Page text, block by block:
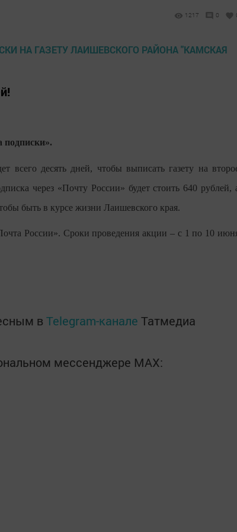
1217 0
подписки».
всего десять дней, чтобы выписать газету на
через «Почту России» будет стоить 640 рублей,
быть в курсе жизни Лаишевского края.
России». Сроки проведения акции – с 1 по 10
в Telegram-канале Татмедиа
мессенджере MАХ: